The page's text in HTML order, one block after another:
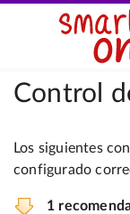
Control
Los siguientes
configurado
1